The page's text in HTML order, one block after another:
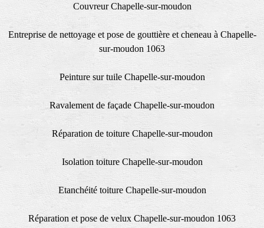
Couvreur Chapelle-sur-moudon
Entreprise de nettoyage et pose de gouttière et cheneau à Chapelle-
sur-moudon 1063
Peinture sur tuile Chapelle-sur-moudon
Ravalement de façade Chapelle-sur-moudon
Réparation de toiture Chapelle-sur-moudon
Isolation toiture Chapelle-sur-moudon
Etanchéité toiture Chapelle-sur-moudon
Réparation et pose de velux Chapelle-sur-moudon 1063